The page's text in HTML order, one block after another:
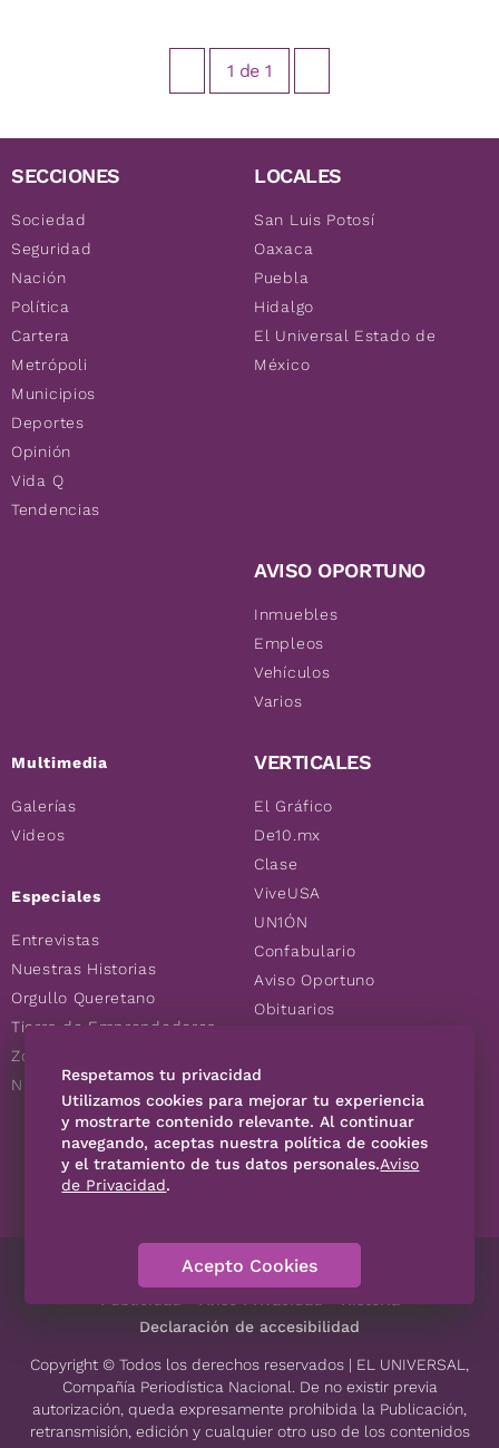
1 de 1
SECCIONES
Sociedad
Seguridad
Nación
Política
Cartera
Metrópoli
Municipios
Deportes
Opinión
Vida Q
Tendencias
Multimedia
Galerías
Videos
Especiales
Entrevistas
Nuestras Historias
Orgullo Queretano
Tierra de Emprendedores
Zoociales
Nuevos Queretanos
LOCALES
San Luis Potosí
Oaxaca
Puebla
Hidalgo
El Universal Estado de
México
AVISO OPORTUNO
Inmuebles
Empleos
Vehículos
Varios
VERTICALES
El Gráfico
De10.mx
Clase
ViveUSA
UN1ÓN
Confabulario
Aviso Oportuno
Obituarios
Consultas
SÍGUENOS
Contáctanos Código de Ética
Declaración de accesibilidad
Copyright © Todos los derechos reservados | EL UNIVERSAL,
Compañía Periodística Nacional. De no existir previa
autorización, queda expresamente prohibida la Publicación,
retransmisión, edición y cualquier otro uso de los contenidos
Respetamos tu privacidad
Utilizamos cookies para mejorar tu experiencia
y mostrarte contenido relevante. Al continuar
navegando, aceptas nuestra política de cookies
y el tratamiento de tus datos personales.Aviso
de Privacidad.
Acepto Cookies